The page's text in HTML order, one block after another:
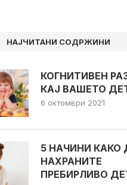
НАЈЧИТАНИ СОДРЖИНИ
КОГНИТИВЕН
КАЈ ВАШЕТО
6 октомври 2021
5 НАЧИНИ КАКО
НАХРАНИТЕ
ПРЕБИРЛИВО